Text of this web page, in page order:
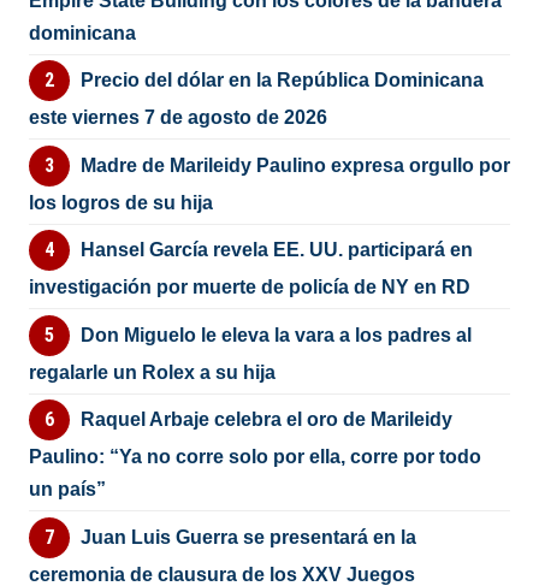
dominicana
Precio del dólar en la República Dominicana
este viernes 7 de agosto de 2026
Madre de Marileidy Paulino expresa orgullo por
los logros de su hija
Hansel García revela EE. UU. participará en
investigación por muerte de policía de NY en RD
Don Miguelo le eleva la vara a los padres al
regalarle un Rolex a su hija
Raquel Arbaje celebra el oro de Marileidy
Paulino: “Ya no corre solo por ella, corre por todo
un país”
Juan Luis Guerra se presentará en la
ceremonia de clausura de los XXV Juegos